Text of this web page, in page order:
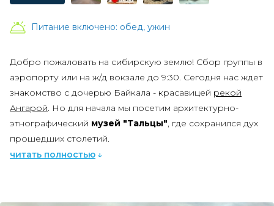
Питание включено: обед, ужин
Добро пожаловать на сибирскую землю! Сбор группы в
аэропорту или на ж/д вокзале до 9:30. Сегодня нас ждет
знакомство с дочерью Байкала - красавицей рекой
Ангарой. Но для начала мы посетим архитектурно-
этнографический музей "Тальцы", где сохранился дух
прошедших столетий.
Вы почувствуете его волшебство, как только пройдёте
читать полностью